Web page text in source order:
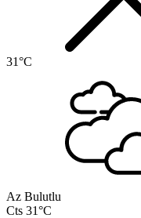
31°C
Az Bulutlu
Cts 31°C